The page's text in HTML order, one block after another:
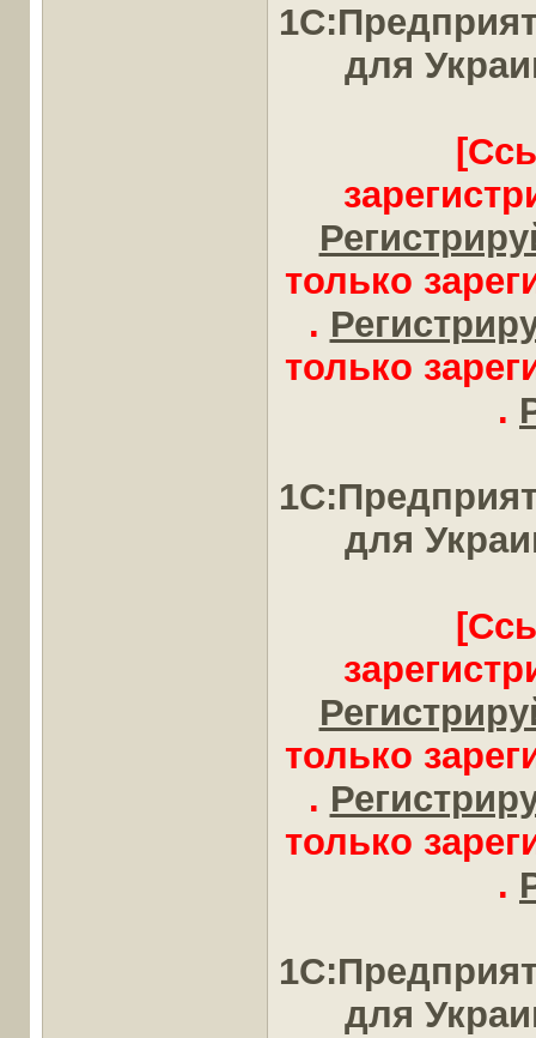
для
только
.
только
.
для
только
.
только
.
для